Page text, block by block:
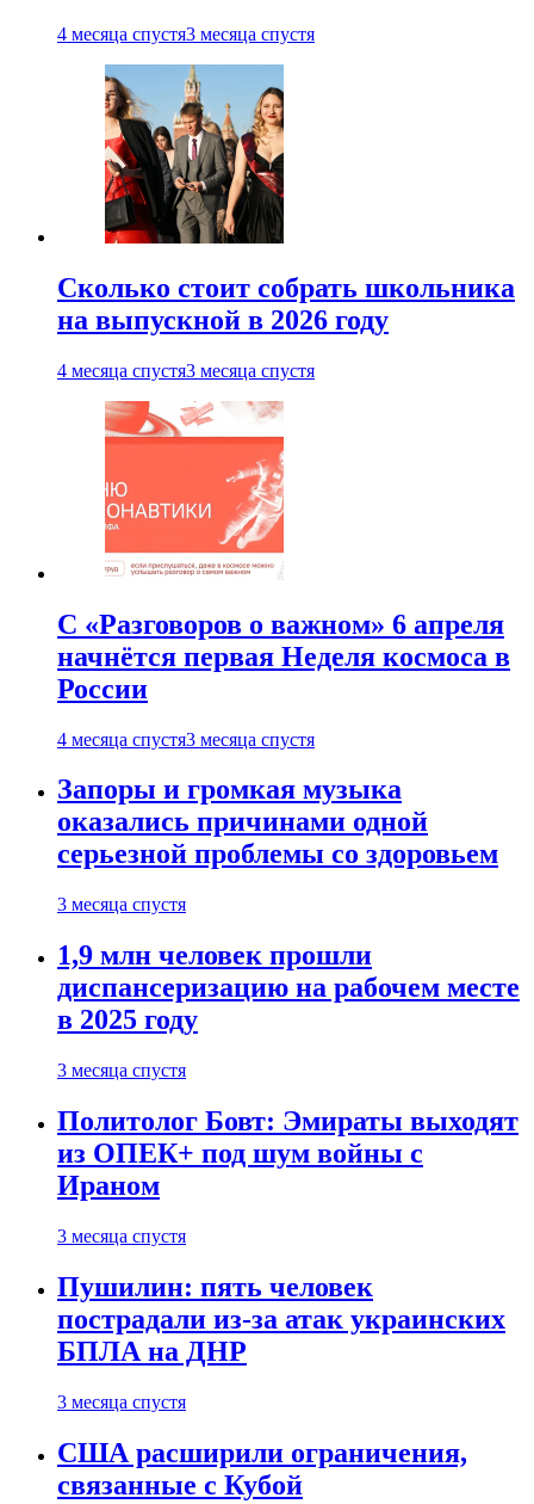
4 месяца спустя3 месяца спустя
Сколько стоит собрать школьника
на выпускной в 2026 году
4 месяца спустя3 месяца спустя
С «Разговоров о важном» 6 апреля
начнётся первая Неделя космоса в
России
4 месяца спустя3 месяца спустя
Запоры и громкая музыка
оказались причинами одной
серьезной проблемы со здоровьем
3 месяца спустя
1,9 млн человек прошли
диспансеризацию на рабочем месте
в 2025 году
3 месяца спустя
Политолог Бовт: Эмираты выходят
из ОПЕК+ под шум войны с
Ираном
3 месяца спустя
Пушилин: пять человек
пострадали из-за атак украинских
БПЛА на ДНР
3 месяца спустя
США расширили ограничения,
связанные с Кубой